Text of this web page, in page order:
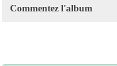
Commentez l'album